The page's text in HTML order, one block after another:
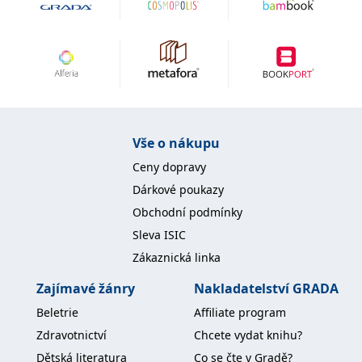
Vše o nákupu
Ceny dopravy
Dárkové poukazy
Obchodní podmínky
Sleva ISIC
Zákaznická linka
Zajímavé žánry
Beletrie
Zdravotnictví
Dětská literatura
Nakladatelství GRADA
Affiliate program
Chcete vydat knihu?
Co se čte v Gradě?
Doubleclick a provádí
informace o tom, jak
koncový uživatel používá
webové stránky a
aktivitě na webu. Tato